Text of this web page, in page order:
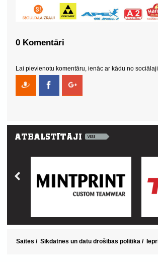
0 Komentāri
Lai pievienotu komentāru, ienāc ar kādu no
Saites / Sīkdatnes un datu drošības politika /